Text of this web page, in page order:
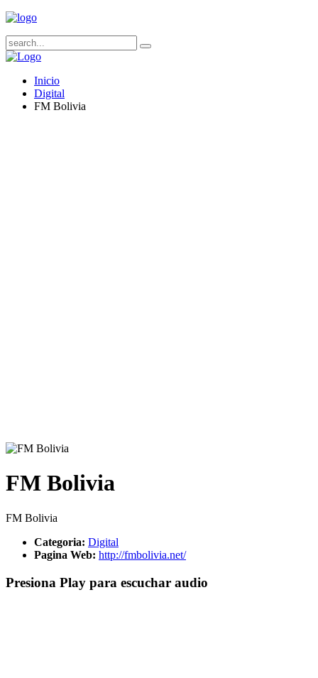
Inicio
Digital
FM Bolivia
FM Bolivia
FM Bolivia
Categoria: Digital
Pagina Web: http://fmbolivia.net/
Presiona Play para escuchar audio